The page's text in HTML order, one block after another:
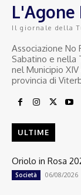
L'Agone
Il giornale della
Associazione
Sabatino e nella
nel Municipio
provincia di
ULTIME
Oriolo in Rosa
Società 06/08/2026